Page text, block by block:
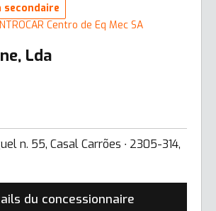
secondaire
Centro de Eq Mec SA
Lda
n. 55, Casal Carrões ∙ 2305-314,
du concessionnaire